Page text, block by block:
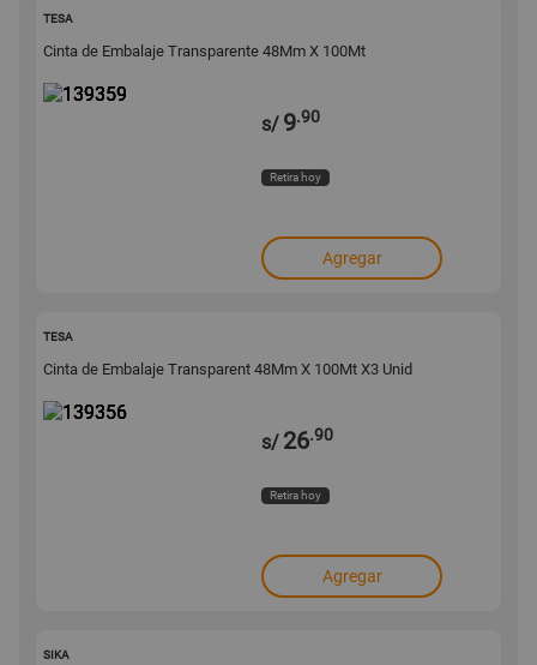
TESA
Cinta de Embalaje Transparente 48Mm X 100Mt
s/ 9.90
Retira hoy
Agregar
TESA
Cinta de Embalaje Transparent 48Mm X 100Mt X3 Unid
s/ 26.90
Retira hoy
Agregar
SIKA